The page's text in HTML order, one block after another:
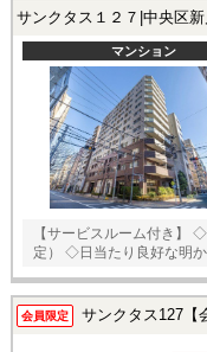
サンクタス１２７|中央区
マンション
【サービスルーム付き】
定） ◇日当たり良好な明
会員限定 サンクタス127【